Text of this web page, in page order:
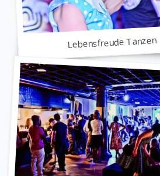
Lebensfreude Tanzen